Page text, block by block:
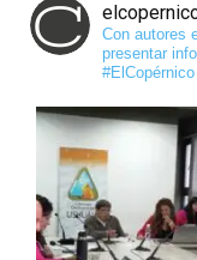
Con autores
presentar